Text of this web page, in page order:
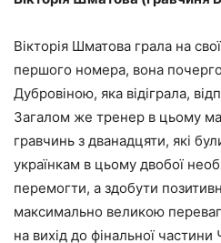
Вікторія Шматова грала на
першого номера, вона
Дубровіною, яка відіграла,
Загалом же тренер в цьому
гравчинь з дванадцяти, які
українкам в цьому двобої
перемогти, а здобути
максимально великою
на вихід до фінальної